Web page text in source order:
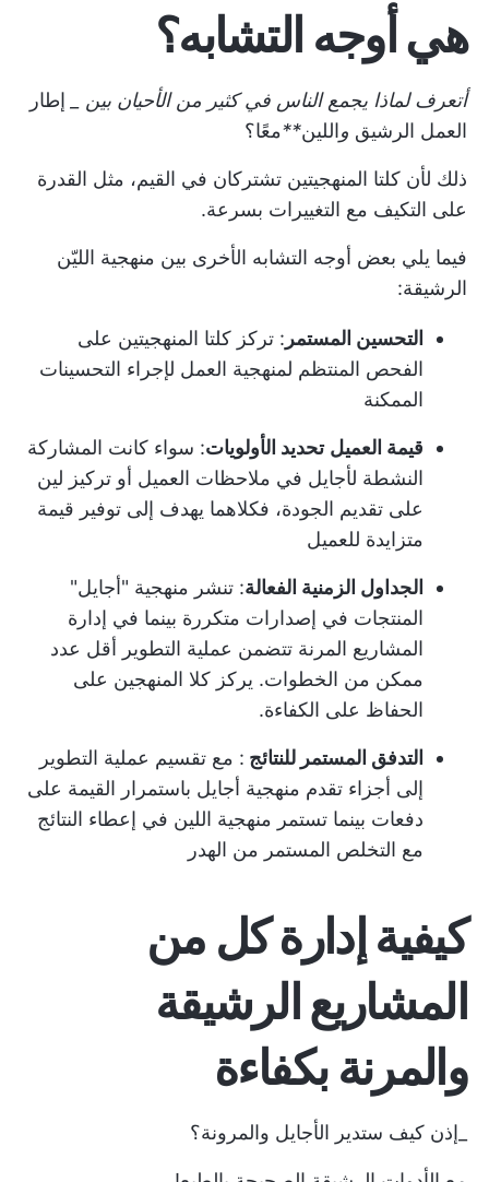
هي أوجه التشابه؟
أتعرف لماذا يجمع الناس في كثير من الأحيان بين _
إطار
العمل الرشيق واللين**معًا؟
ذلك لأن كلتا المنهجيتين تشتركان في القيم، مثل القدرة
على التكيف مع التغييرات بسرعة.
فيما يلي بعض أوجه التشابه الأخرى بين منهجية الليّن
الرشيقة:
التحسين المستمر : تركز كلتا المنهجيتين على
الفحص المنتظم لمنهجية العمل لإجراء التحسينات
الممكنة
قيمة العميل تحديد الأولويات: سواء كانت المشاركة
النشطة لأجايل في ملاحظات العميل أو تركيز لين
على تقديم الجودة، فكلاهما يهدف إلى توفير قيمة
متزايدة للعميل
الجداول الزمنية الفعالة: تنشر منهجية "أجايل"
المنتجات في إصدارات متكررة بينما في إدارة
المشاريع المرنة تتضمن عملية التطوير أقل عدد
ممكن من الخطوات. يركز كلا المنهجين على
الحفاظ على الكفاءة.
التدفق المستمر للنتائج : مع تقسيم عملية التطوير
إلى أجزاء تقدم منهجية أجايل باستمرار القيمة على
دفعات بينما تستمر منهجية اللين في إعطاء النتائج
مع التخلص المستمر من الهدر
كيفية إدارة كل من
المشاريع الرشيقة
والمرنة بكفاءة
_إذن كيف ستدير الأجايل والمرونة؟